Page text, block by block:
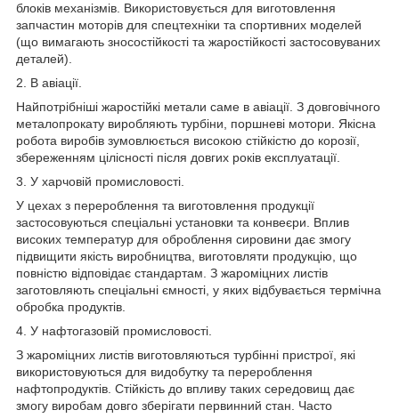
блоків механізмів. Використовується для виготовлення
запчастин моторів для спецтехніки та спортивних моделей
(що вимагають зносостійкості та жаростійкості застосовуваних
деталей).
2. В авіації.
Найпотрібніші жаростійкі метали саме в авіації. З довговічного
металопрокату виробляють турбіни, поршневі мотори. Якісна
робота виробів зумовлюється високою стійкістю до корозії,
збереженням цілісності після довгих років експлуатації.
3. У харчовій промисловості.
У цехах з перероблення та виготовлення продукції
застосовуються спеціальні установки та конвеєри. Вплив
високих температур для оброблення сировини дає змогу
підвищити якість виробництва, виготовляти продукцію, що
повністю відповідає стандартам. З жароміцних листів
заготовляють спеціальні ємності, у яких відбувається термічна
обробка продуктів.
4. У нафтогазовій промисловості.
З жароміцних листів виготовляються турбінні пристрої, які
використовуються для видобутку та перероблення
нафтопродуктів. Стійкість до впливу таких середовищ дає
змогу виробам довго зберігати первинний стан. Часто